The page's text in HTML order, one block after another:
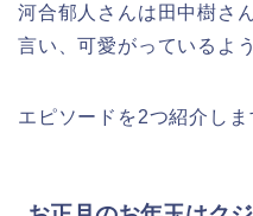
河合郁人さんは田中樹さ
言い、可愛がっているよ
エピソードを2つ紹介しま